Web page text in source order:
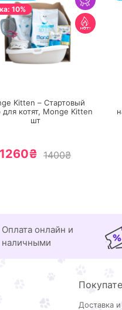
10%
Kitten – Стартовый
котят, Monge Kitten
шт
1260₴ 1400₴
Оплата онлайн и
наличными
Доставка